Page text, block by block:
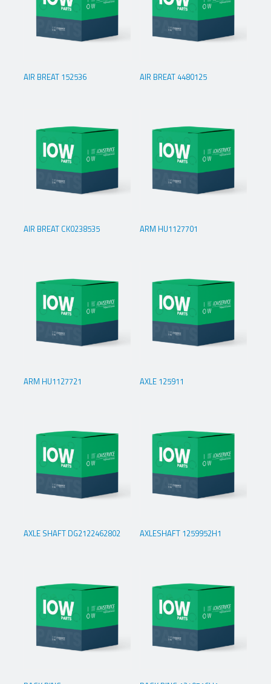
AIR BREAT 152536 AIR BREAT 4480125
AIR BREAT CK0238535 ARM HU1127701
ARM HU1127721 AXLE 125911
AXLE SHAFT DG2122462802 AXLESHAFT 1259952H1